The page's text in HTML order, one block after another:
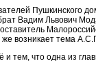
Пушкинского
Вадим Львович
возникает тема
тем, что одна из